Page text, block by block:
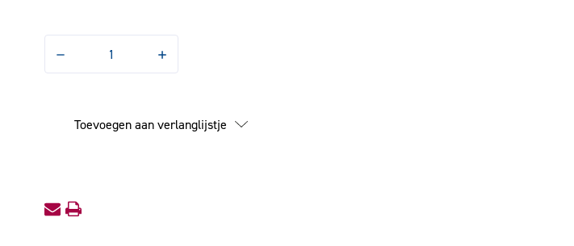
Hoeveelheid
IJzerboor
5.8x150
Hoeveelheid
IJzerboor
5.8x150
Toevoegen aan verlanglijstje